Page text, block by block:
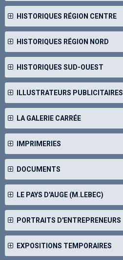
HISTORIQUES RÉGION CENTRE
HISTORIQUES RÉGION NORD
HISTORIQUES SUD-OUEST
ILLUSTRATEURS PUBLICITAIRES
LA GALERIE CARRÉE
IMPRIMERIES
DOCUMENTS
LE PAYS D'AUGE (M.LEBEC)
PORTRAITS D'ENTREPRENEURS
EXPOSITIONS TEMPORAIRES